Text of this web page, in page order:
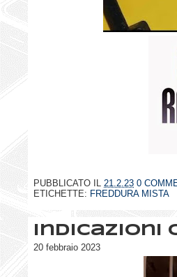
PUBBLICATO IL 21.2.23 0
ETICHETTE: FREDDURA MISTA
Indicazioni
20 febbraio 2023